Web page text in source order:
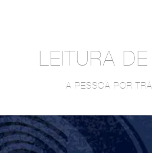
LEITURA
A PESSOA POR